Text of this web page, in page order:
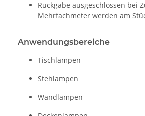
Rückgabe ausgeschlossen bei
Mehrfachmeter werden am
Anwendungsbereiche
Tischlampen
Stehlampen
Wandlampen